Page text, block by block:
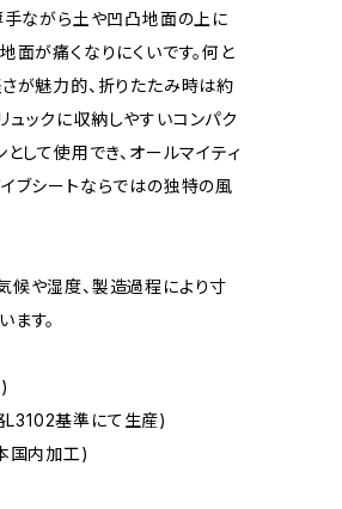
手ながら土や凹凸地面の上に
面が痛くなりにくいです。何と
が魅力的、折りたたみ時は約
ックに収納しやすいコンパク
して使用でき、オールマイティ
ブシートならではの独特の風
や湿度、製造過程により寸
す。
L3102基準にて生産)
国内加工)